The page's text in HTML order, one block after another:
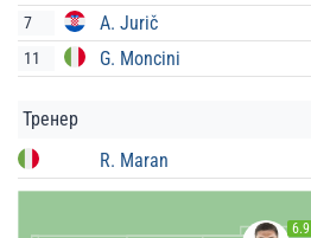
7 A. Jurič
11 G. Moncini
Тренер
R. Maran
6.9